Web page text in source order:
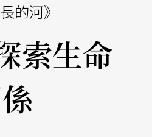
的河》
索生命